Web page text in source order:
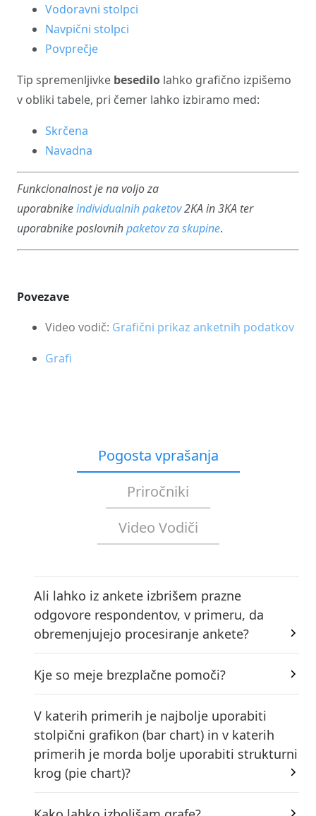
Vodoravni stolpci
Navpični stolpci
Povprečje
Tip spremenljivke besedilo lahko grafično izpišemo
v obliki tabele, pri čemer lahko izbiramo med:
Skrčena
Navadna
Funkcionalnost je na voljo za
uporabnikeindividualnihpaketov2KA in 3KA ter
uporabnike poslovnihpaketov za skupine.
Povezave
Video vodič: Grafični prikaz anketnih podatkov
Grafi
Pogosta vprašanja
Priročniki
Video Vodiči
Ali lahko iz ankete izbrišem prazne
odgovore respondentov, v primeru, da
obremenjujejo procesiranje ankete?
Kje so meje brezplačne pomoči?
V katerih primerih je najbolje uporabiti
stolpični grafikon (bar chart) in v katerih
primerih je morda bolje uporabiti strukturni
krog (pie chart)?